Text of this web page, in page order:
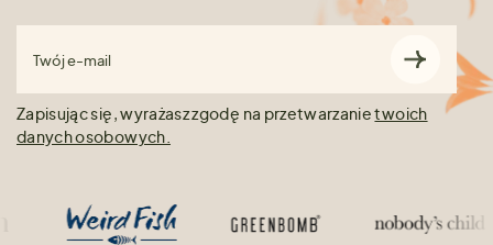
Twój e-mail
Zapisując się, wyrażasz zgodę na przetwarzanietwoich
danych osobowych.